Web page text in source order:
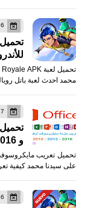
26
محمد احدث لعبة باتل
17
و 2016
على سيدنا محمد كيفية
26